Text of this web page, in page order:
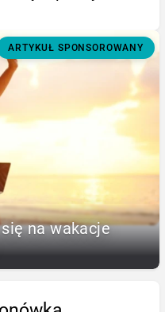
ARTYKUŁ SPONSOROWANY
na wakacje